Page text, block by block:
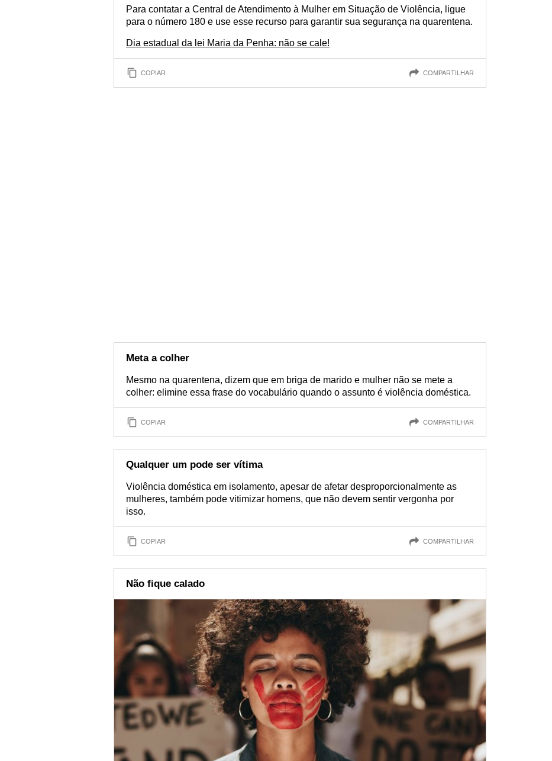
Para contatar a Central de Atendimento à Mulher em Situação de Violência, ligue
para o número 180 e use esse recurso para garantir sua segurança na quarentena.
Dia estadual da lei Maria da Penha: não se cale!
COPIAR COMPARTILHAR
Meta a colher
Mesmo na quarentena, dizem que em briga de marido e mulher não se mete a
colher: elimine essa frase do vocabulário quando o assunto é violência doméstica.
COPIAR COMPARTILHAR
Qualquer um pode ser vítima
Violência doméstica em isolamento, apesar de afetar desproporcionalmente as
mulheres, também pode vitimizar homens, que não devem sentir vergonha por
isso.
COPIAR COMPARTILHAR
Não fique calado